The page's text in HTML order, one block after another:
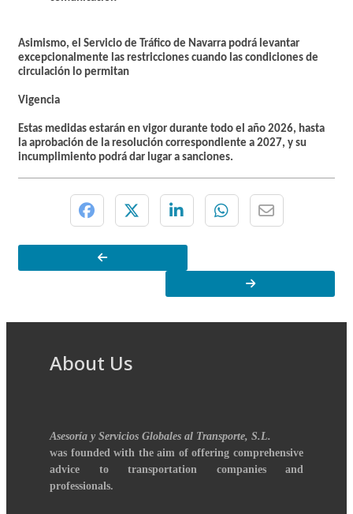
Asimismo, el Servicio de Tráfico de Navarra podrá levantar
excepcionalmente las restricciones cuando las condiciones de
circulación lo permitan
Vigencia
Estas medidas estarán en vigor durante todo el año 2026, hasta
la aprobación de la resolución correspondiente a 2027, y su
incumplimiento podrá dar lugar a sanciones.
About Us
Asesoría y Servicios Globales al Transporte, S.L.
was founded with the aim of offering comprehensive
advice to transportation companies and
professionals.